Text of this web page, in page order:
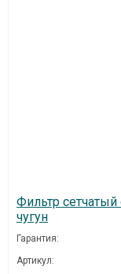
Фильтр
чугун
Гарантия:
Артикул: